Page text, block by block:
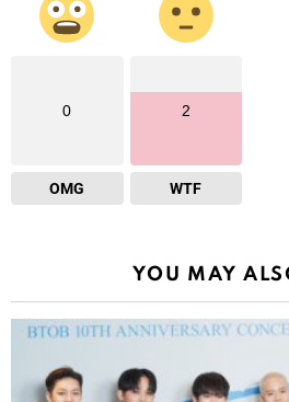
0
OMG
2
WTF
YOU MAY